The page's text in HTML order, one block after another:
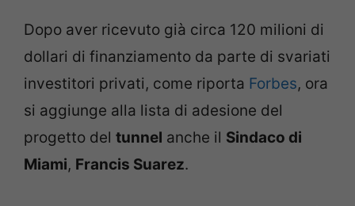
Dopo aver ricevuto già circa 120 milioni di
dollari di finanziamento da parte di svariati
investitori privati, come riporta Forbes, ora
si aggiunge alla lista di adesione del
progetto del tunnel anche il Sindaco di
Miami, Francis Suarez.